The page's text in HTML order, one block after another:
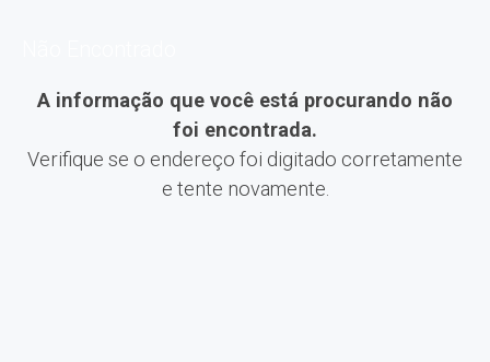
A informação que você está procurando não
foi encontrada.
Verifique se o endereço foi digitado corretamente
e tente novamente.